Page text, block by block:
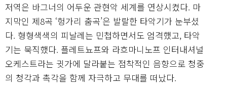
저역은 바그너의 어두운 관현악 세계를 연상시켰다. 마
지막인 제8곡 ‘헝가리 춤곡’은 발랄한 타악기가 눈부셨
다. 형형색색의 피날레는 민첩하면서도 엄격했고, 타악
기는 묵직했다. 플레트뇨프와 라흐마니노프 인터내셔널
오케스트라는 귓가에 달라붙는 점착적인 음향으로 청중
의 청각과 촉각을 함께 자극하고 무대를 떠났다.